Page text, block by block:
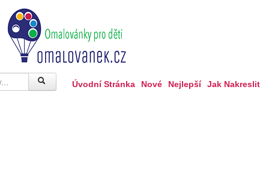
Úvodní Stránka Nové Nejlepší Jak Nakreslit